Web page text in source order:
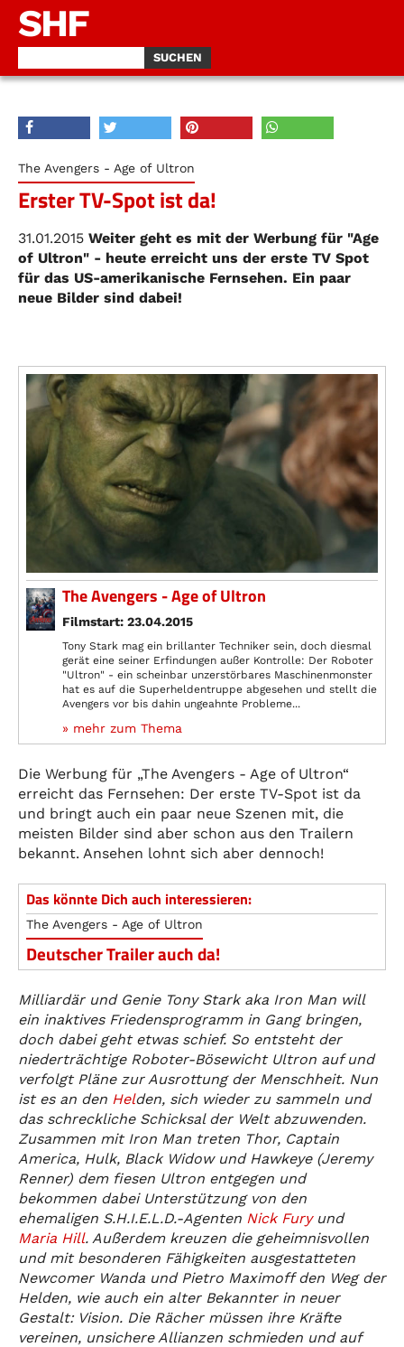
SHF
The Avengers - Age of Ultron
Erster TV-Spot ist da!
31.01.2015 Weiter geht es mit der Werbung für "Age
of Ultron" - heute erreicht uns der erste TV Spot
für das US-amerikanische Fernsehen. Ein paar
neue Bilder sind dabei!
The Avengers - Age of Ultron
Filmstart: 23.04.2015
Tony Stark mag ein brillanter Techniker sein, doch diesmal
gerät eine seiner Erfindungen außer Kontrolle: Der Roboter
"Ultron" - ein scheinbar unzerstörbares Maschinenmonster
hat es auf die Superheldentruppe abgesehen und stellt die
Avengers vor bis dahin ungeahnte Probleme...
» mehr zum Thema
Die Werbung für „The Avengers - Age of Ultron“
erreicht das Fernsehen: Der erste TV-Spot ist da
und bringt auch ein paar neue Szenen mit, die
meisten Bilder sind aber schon aus den Trailern
bekannt. Ansehen lohnt sich aber dennoch!
Das könnte Dich auch interessieren:
The Avengers - Age of Ultron
Deutscher Trailer auch da!
Milliardär und Genie Tony Stark aka Iron Man will
ein inaktives Friedensprogramm in Gang bringen,
doch dabei geht etwas schief. So entsteht der
niederträchtige Roboter-Bösewicht Ultron auf und
verfolgt Pläne zur Ausrottung der Menschheit. Nun
ist es an den Helden, sich wieder zu sammeln und
das schreckliche Schicksal der Welt abzuwenden.
Zusammen mit Iron Man treten Thor, Captain
America, Hulk, Black Widow und Hawkeye (Jeremy
Renner) dem fiesen Ultron entgegen und
bekommen dabei Unterstützung von den
ehemaligen S.H.I.E.L.D.-Agenten Nick Furyund
Maria Hill. Außerdem kreuzen die geheimnisvollen
und mit besonderen Fähigkeiten ausgestatteten
Newcomer Wanda und Pietro Maximoff den Weg der
Helden, wie auch ein alter Bekannter in neuer
Gestalt: Vision. Die Rächer müssen ihre Kräfte
vereinen, unsichere Allianzen schmieden und auf